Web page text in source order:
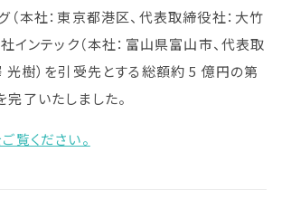
（本社：東京都港区、代表取締役社：大竹
インテック（本社：富山県富山市、代表取
光樹）を引受先とする総額約 5 億円の第
了いたしました。
覧ください。